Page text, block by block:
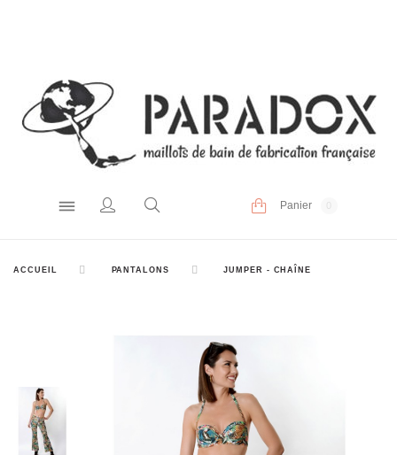
Panier
ACCUEIL PANTALONS JUMPER - CHAÎNE